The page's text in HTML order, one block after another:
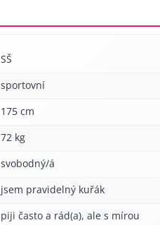
SŠ
sportovní
175 cm
72 kg
svobodný/á
jsem pravidelný kuřák
piji často a rád(a), ale s mírou